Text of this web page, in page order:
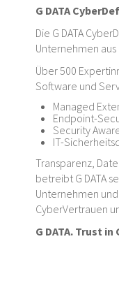
G DATA
Die G DATA
Unternehmen
Über 500
Software und
Managed
Endpoint-
Security
IT-
Transparenz,
betreibt G DATA
Unternehmen
CyberVertrauen
G DATA. Trust